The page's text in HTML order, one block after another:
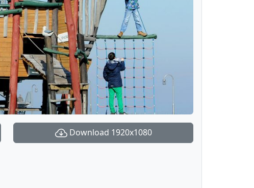
Download 1920x1080